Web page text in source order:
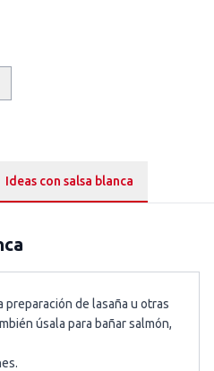
Ideas con salsa blanca
preparación de lasaña u otras
úsala para bañar salmón,